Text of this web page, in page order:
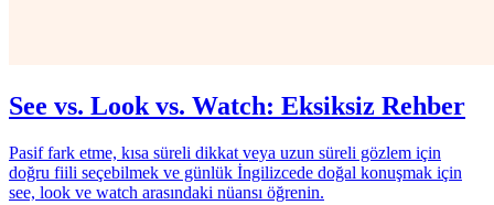
See vs. Look vs. Watch: Eksiksiz Rehber
Pasif fark etme, kısa süreli dikkat veya uzun süreli gözlem için
doğru fiili seçebilmek ve günlük İngilizcede doğal konuşmak için
see, look ve watch arasındaki nüansı öğrenin.